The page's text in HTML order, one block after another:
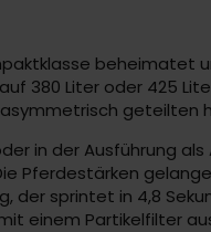
beheimatet
380 Liter oder 425
geteilten
in der Ausführung als
Pferdestärken
sprintet in 4,8
mit einem Partikelfilter